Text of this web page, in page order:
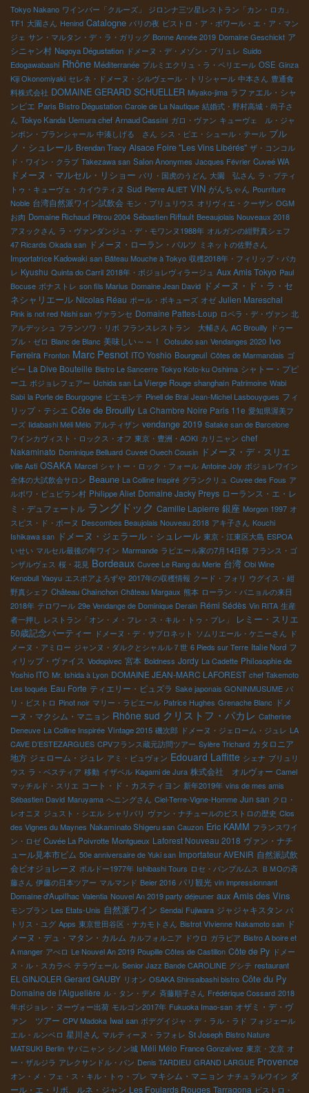
Tokyo Nakano ワインバー「クルーズ」
ジロンナ三ツ星レストラン「カン・ロカ」
TF1 大園さん Henind Catalogne パリの夜 ビストロ・ア・ボワール・エ・ア・マン
ジェ サン・マルタン・デ・ラ・ガリッグ Bonne Année 2019 Domaine Geschickt ア
シニャン村 Nagoya Dégustation ドメーヌ・デ・メゾン・ブリュレ Suido
Edogawabashi Rhône Méditerranée プルミエクリュ・ラ・ペリエール OSE Ginza
Kiji Okonomiyaki セレネ・ドメーヌ・シルヴェール・トリシャール 中本さん 豊通食
料株式会社 DOMAINE GERARD SCHUELLER Miyako-jima ラファエル・シャ
ンピエ Paris Bistro Dégustation Carole de La Nautique 結婚式・野村高城・尚子さ
ん Tokyo Kanda Uemura chef Arnaud Cassini ガロ・ヴァン キューヴェ ル・ジャ
ンボン・ブランシャール 中湊しげる さん シス・ピエ・シュール・テール ブル
ノ・シュレール Brendan Tracy Alsace Foire "Les Vins Libérés" ザ・コンコル
ド・ワイン・クラブ Takezawa san Salon Anonymes Jacques Février Cuveé WA
ドメーヌ・マルセル・リショー パリ・国虎のうどん 大園 弘さん ラ・プティ
トゥ・キューヴェ・カイウティヌ Sud Pierre ALIET VIN がんちゃん Pourriture
Noble 台湾自然派ワイン試飲会 モン・ブリュリウス オリヴィエ・クーザン OGM
お肉 Domaine Richaud Pitrou 2004 Sébastien Riffault Beeaujolais Nouveaux 2018
アヌックさん ラ・ヴァンダンジュ・デ・モワンヌ1988年 オルガンの紺野真シェフ
47 Ricards Okada san ドメーヌ・ローラン・バルツ ミネットの佐野さん
Importatrice Kadowaki san Bâteau Mouche à Tokyo 収穫2018年・フィリップ・パカ
レ Kyushu Quinta do Carril 2018年・ボジョレヴィラージュ Aux Amis Tokyo Paul
Bocuse ボナストレ son fils Marius Domaine Jean David ドメーヌ・ド・ラ・セ
ネシャリエール Nicolas Réau ポール・ボキューズ オゼ Julien Mareschal
Pink is not red Nishi san ヴァランセ Domaine Pattes-Loup ロペラ・デ・ヴァン 北
アルデッシュ フランソワ・リボ フランスレストラン 大輔さん AC Brouilly ドゥー
ブル・ゼロ Blanc de Blanc 美味しい～～！ Ootsubo san Vendanges 2020 Ivo
Ferreira Fronton Marc Pesnot ITO Yoshio Bourgeuil Côtes de Marmandais ゴ
ビー La Dive Bouteille Bistro Le Sancerre Tokyo Koto-ku Oshima シャトー・プピ
ーユ ボジョレフェアー Uchida san La Vierge Rouge shanghain Patrimoine Wabi
Sabi la Porte de Bourgogne ピエモンテ Pinell de Brai Jean-Michel Lasbouygues フィ
リップ・テシエ Côte de Brouilly La Chambre Noire Paris 11e 愛知県渥美フ
ーズ Iidabashi Méli Mélo アルティザン vendange 2019 Satake san de Barcelone
ワインカヴィスト・ロックス・オフ 東京・豊洲・AOKI カリニャン chef
Nakaminato Dominique Belluard Cuveé Ouech Cousin ドメーヌ・デ・スリエ
ville Asti OSAKA Marcel シャトー・ロック・フォール Antoine Joly ボジョレワイン
全体の大試飲会サロン Beaune La Colline Inspiré グランクリュ Cuvee des Fous ア
ルボワ・ピュピラン村 Philippe Aliet Domaine Jacky Preys ローランス・エ・レ
ミ・デュフェートル ラングドック Camille Lapierre 銀座 Morgon 1997 オ
スピス・ド・ボーヌ Descombes Beaujolais Nouveau 2018 アキ子さん Kouchi
Ishikawa san ドメーヌ・ジェラール・シュレール 東京・江東区大島 ESPOA
いせい マルセル最後の年ワイン Marmande ラピエール家の7月14日祭 フランス・ゴ
ンザルヴェス 桜・花見 Bordeaux Cuvee Le Rang du Merle 台湾 Obi Wine
Kenobull Yaoyu エスポアよろずや 2017年の収穫情報 クード・フォリ ウグイス・紺
野真シェフ Château Chainchon Château Margaux 熊本 ローラン・バニョルの来日
2018年 テロワール 29e Vendange de Dominique Derain Rémi Sédès Vin RITA 生産
者一押し レストラン「オン・メ・フレ・ス・キル・トゥ・プレ」
レミー・スリエ
50歳記念パーティー ドメーヌ・デ・サブロネット ソムリエール・ケニーさん ド
メーヌ・アミロー ジャンヌ・ダルクとシャルル７世 6 Pieds sur Terre Italie Nord フ
ィリップ・ヴァイス Vodopivec 宮本 Boldness Jordy La Cadette Philosophie de
Yoshio ITO Mr. Ishida à Lyon DOMAINE JEAN-MARC LAFOREST chef Takemoto
Les toqués Eau Forte ティエリー・ピュズラ Sake japonais GONINMUSUME パ
リ・ビストロ Pinot noir マリー・ラピエール Patrice Hughes Grenache Blanc ドメ
ーヌ・マクシム・マニョン Rhône sud クリストフ・パカレ Catherine
Deneuve La Colline Inspirée Vintage 2015 磯次郎 ドメーヌ・ジェローム・ジュレ LA
CAVE D’ESTEZARGUES CPVフランス蔵元訪問ツアー Sylère Trichard カタロニア
地方 ジェローム・ジュレ アミ・ビュヴォン Edouard Laffitte シェナ ブリュリ
ウス ラ・ベスティア 移動 イザベル Kagami de Jura 株式会社 オルヴォー Camel
マッチルド・スリエ コート・ド・カスティヨン 新年2019年 vins de mes amis
Sébastien David Maruyama へニングさん Ciel-Terre-Vigne-Homme Jun san クロ・
レオニヌ ジュスト・シエル シャリバリ ヴァン・ナチュールのビストロの歴史 Clos
des Vignes du Maynes Nakaminato Shigeru san Cauzon Eric KAMM フランスワイ
ン・ロゼ Cuvée La Poivrotte Montgueux Laforest Nouveau 2018 ヴァン・ナチ
ュール見本市ビム 50e anniversaire de Yuki san Importateur AVENIR 自然派試飲
会ビオジョレーヌ ボルドー1977年 Ishibashi Tours ロセ・パンプルムス ＢＭОの斉
藤さん 伊藤の日本ツアー マルマンド Beier 2016 パリ観光 vin impressionnant
Domaine d'Aupilhac Valentia Nouvel An 2019 party déjeuner aux Amis des Vins
モンブラン Les Etats-Unis 自然派ワイン Sendai Fujiwara ジャジャキスタン パ
トリス・ユグ Apps 東京世田谷区・ナカモトさん Bistrot VIvienne Nakamoto san ド
メーヌ・デュ・マタン・カルム カルフォルニア ドウロ ガラピア Bistro A boire et
A manger アぺロ Le Nouvel An 2019 Poupille Côtes de Castillon Côte de Py ドメー
ヌ・ル・スカラベ テラヴェール Senior Jazz Bande CAROLINE グシテ restaurant
EL GINJOLER Gerard GAUBY リオン OSAKA Shinsaibashi bistro Côte du Py
Domaine de l’Aiguelière ル・タン・デメ 斉藤順子さん Frédérique Cossard 2018
年ボジョレ・ヌーヴォー出荷 モルゴン2017年 Fukuoka Imao-san オザミ・デ・ヴ
ァン ツアー CPV Madoka Iwai san ボデグイジャ・デ・ラル・ラド フォジェール
エル・ルンベロ 星川さん マルティーヌ・ラフォレ St Joseph Bistro Nature
MATSUKI Berlin サバニャン シノン城 Méli Mélo France Gonzalvez 東京・文京 オ
ー・ザルジラ アレクサンドル・バン Denis TARDIEU GRAND LARGUE Provence
オン・メ・フェ・ス・キル・トゥ・プレ マキシム・マニョン ナチュラルワイン ダ
ール・エ・リボ、ルネ・ジャン Les Foulards Rouges Tarragona ビストロ・